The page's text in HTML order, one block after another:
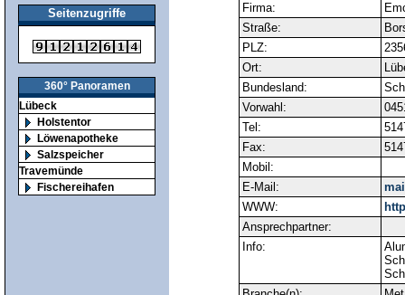
Seitenzugriffe
360° Panoramen
Lübeck
Holstentor
Löwenapotheke
Salzspeicher
Travemünde
Fischereihafen
Firma:
Straße:
PLZ:
Ort:
Bundesland:
Vorwahl:
Tel:
Fax:
Mobil:
E-Mail:
WWW:
Ansprechpartner:
Info: